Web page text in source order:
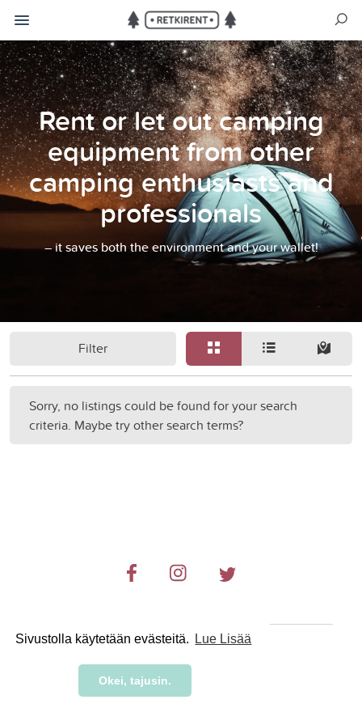
Sivustolla käytetään evästeitä. Lue Lisää
Okei, tajusin.
Rent or let out camping
equipment from other
camping enthusiasts and
professionals
– it saves both the environment and your wallet!
Filter
Sorry, no listings could be found for your search
criteria. Maybe try other search terms?